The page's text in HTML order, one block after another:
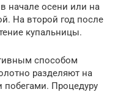
начале осени или на
На второй год после
купальницы.
способом
разделяют на
Процедуру